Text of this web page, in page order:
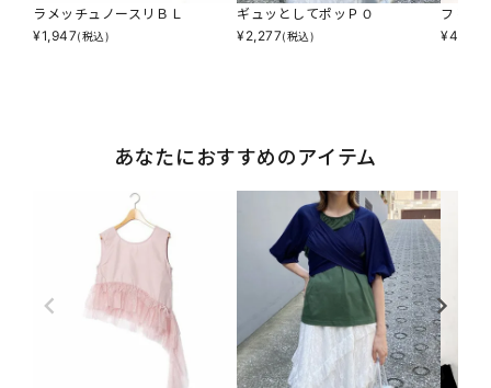
ラメッチュノースリＢＬ
¥1,947(税込)
ギュッとしてポッＰＯ
¥2,277(税込)
フリル
¥4,895
あなたにおすすめのアイテム